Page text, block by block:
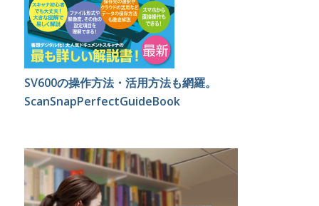
SV600の操作方法・活用方法も網羅。
ScanSnapPerfectGuideBook